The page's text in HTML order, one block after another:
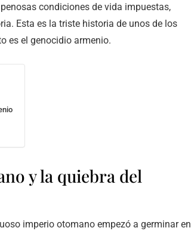
condiciones de vida impuestas,
Esta es la triste historia de unos de los
es el genocidio armenio.
y la quiebra del
imperio otomano empezó a germinar en